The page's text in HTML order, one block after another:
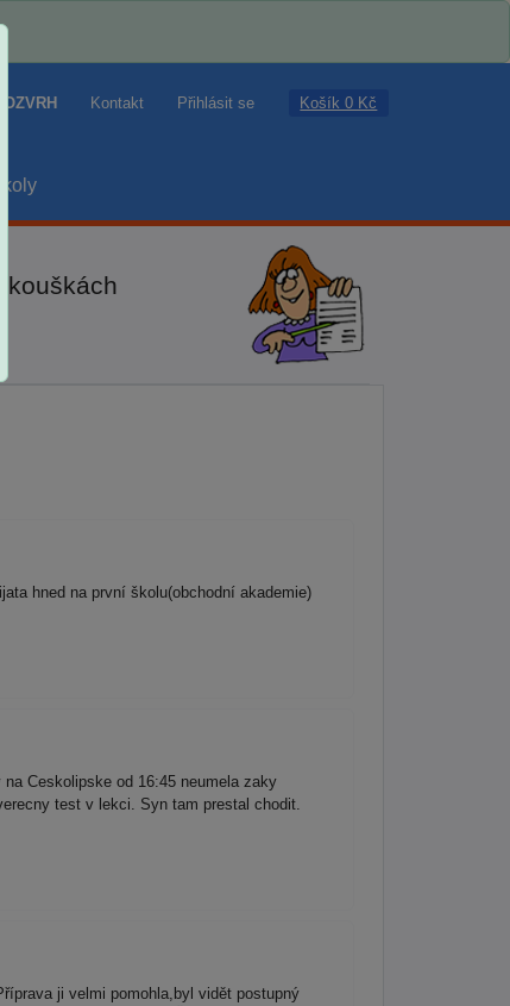
ROZVRH Kontakt Přihlásit se Košík 0 Kč
školy
hned na první školu(obchodní akademie)
Ceskolipske od 16:45 neumela zaky
test v lekci. Syn tam prestal chodit.
ji velmi pomohla,byl vidět postupný